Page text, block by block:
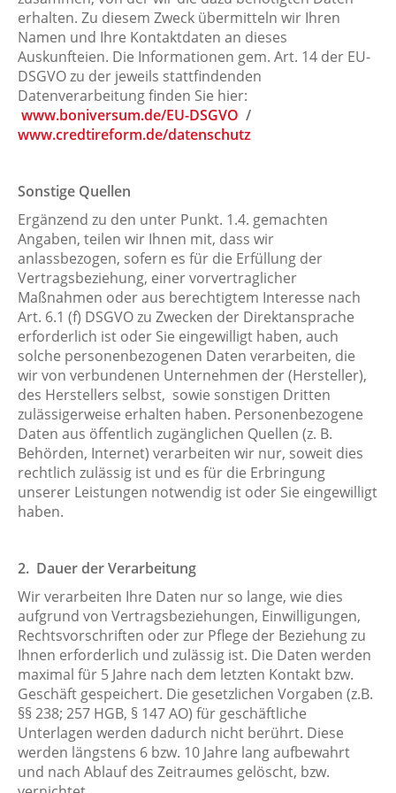
erhalten. Zu diesem Zweck übermitteln wir Ihren
Namen und Ihre Kontaktdaten an dieses
Auskunfteien. Die Informationen gem. Art. 14 der EU-
DSGVO zu der jeweils stattfindenden
Datenverarbeitung finden Sie hier:
www.boniversum.de/EU-DSGVO /
www.credtireform.de/datenschutz
Sonstige Quellen
Ergänzend zu den unter Punkt. 1.4. gemachten
Angaben, teilen wir Ihnen mit, dass wir
anlassbezogen, sofern es für die Erfüllung der
Vertragsbeziehung, einer vorvertraglicher
Maßnahmen oder aus berechtigtem Interesse nach
Art. 6.1 (f) DSGVO zu Zwecken der Direktansprache
erforderlich ist oder Sie eingewilligt haben, auch
solche personenbezogenen Daten verarbeiten, die
wir von verbundenen Unternehmen der (Hersteller),
des Herstellers selbst, sowie sonstigen Dritten
zulässigerweise erhalten haben. Personenbezogene
Daten aus öffentlich zugänglichen Quellen (z. B.
Behörden, Internet) verarbeiten wir nur, soweit dies
rechtlich zulässig ist und es für die Erbringung
unserer Leistungen notwendig ist oder Sie eingewilligt
haben.
2. Dauer der Verarbeitung
Wir verarbeiten Ihre Daten nur so lange, wie dies
aufgrund von Vertragsbeziehungen, Einwilligungen,
Rechtsvorschriften oder zur Pflege der Beziehung zu
Ihnen erforderlich und zulässig ist. Die Daten werden
maximal für 5 Jahre nach dem letzten Kontakt bzw.
Geschäft gespeichert. Die gesetzlichen Vorgaben (z.B.
§§ 238; 257 HGB, § 147 AO) für geschäftliche
Unterlagen werden dadurch nicht berührt. Diese
werden längstens 6 bzw. 10 Jahre lang aufbewahrt
und nach Ablauf des Zeitraumes gelöscht, bzw.